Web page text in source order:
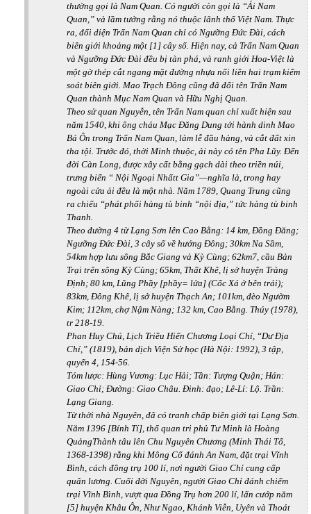
thường gọi là Nam Quan. Có người còn gọi là “Ải Nam
Quan,” và lầm tưởng rằng nó thuộc lãnh thổ Việt Nam. Thực
ra, đối diện Trấn Nam Quan chỉ có Ngưỡng Đức Đài, cách
biên giới khoảng một [1] cây số. Hiện nay, cả Trấn Nam Quan
và Ngưỡng Đức Đài đều bị tàn phá, và ranh giới Hoa-Việt là
một gờ thép cắt ngang mặt đường nhựa nối liền hai trạm kiểm
soát biên giới. Mao Trạch Đông cũng đã đổi tên Trấn Nam
Quan thành Mục Nam Quan và Hữu Nghị Quan.
Theo sử quan Nguyễn, tên Trấn Nam quan chỉ xuất hiện sau
năm 1540, khi ông cháu Mạc Đăng Dung tới hành dinh Mao
Bá Ôn trong Trấn Nam Quan, làm lễ đầu hàng, và cắt đất xin
tha tội. Trước đó, thời Minh thuộc, ải này có tên Pha Lũy. Đến
đời Càn Long, được xây cất bằng gạch dài theo triền núi,
trưng biển “ Nội Ngoại Nhấtt Gia”—nghĩa là, trong hay
ngoài cửa ải đều là một nhà. Năm 1789, Quang Trung cũng
ra chiếu “phát phối hàng tù binh “nội địa,” tức hàng tù binh
Thanh.
Theo đường 4 từ Lạng Sơn lên Cao Bằng: 14 km, Đồng Đăng;
Ngưỡng Đức Đài, 3 cây số về hướng Đông; 30km Na Sầm,
54km hợp lưu sông Bắc Giang và Kỳ Cùng; 62km7, cầu Bản
Trại trên sông Kỳ Cùng; 65km, Thất Khê, lị sở huyện Tràng
Định; 80 km, Lũng Phầy [phầy= lửa] (Cốc Xá ở bên trái);
83km, Đông Khê, lị sở huyện Thạch An; 101km, đèo Ngườm
Kim; 112km, chợ Nậm Nàng; 132 km, Cao Bằng. Thúy (1978),
tr 218-19.
Phan Huy Chú, Lịch Triều Hiến Chương Loại Chí, “Dư Địa
Chí,” (1819), bản dịch Viện Sử học (Hà Nội: 1992), 3 tập,
quyển 4, 154-56.
Tóm lược: Hùng Vương: Lục Hải; Tần: Tượng Quận; Hán:
Giao Chỉ; Đường: Giao Châu. Đinh: đạo; Lê-Lí: Lộ. Trần:
Lạng Giang.
Từ thời nhà Nguyên, đã có tranh chấp biên giới tại Lạng Sơn.
Năm 1396 [Bính Tí], thổ quan tri phủ Tư Minh là Hoàng
QuảngThành tâu lên Chu Nguyên Chương (Minh Thái Tổ,
1368-1398) rằng khi Mông Cổ đánh An Nam, đặt trại Vĩnh
Bình, cách đồng trụ 100 lí, nơi người Giao Chỉ cung cấp
quân lương. Cuối đời Nguyên, người Giao Chỉ đánh chiếm
trại Vĩnh Bình, vượt qua Đồng Trụ hơn 200 lí, lấn cướp năm
[5] huyện Khâu Ôn, Như Ngao, Khánh Viễn, Uyên và Thoát